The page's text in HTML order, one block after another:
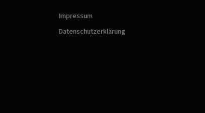
Impressum
Datenschutzerklärung